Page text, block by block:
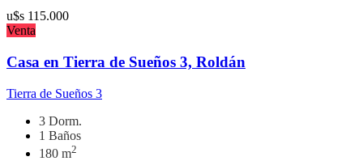
u$s 115.000
Venta
Casa en Tierra de Sueños 3, Roldán
Tierra de Sueños 3
3 Dorm.
1 Baños
180 m2